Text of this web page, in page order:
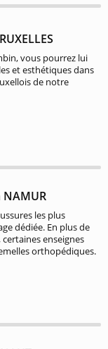
vous pourrez lui
et esthétiques dans
de notre
les plus
dédiée. En plus de
enseignes
orthopédiques.